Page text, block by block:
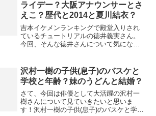
ライデー？大阪アナウンサーとさ
えこ？歴代と2014と夏川結衣？
吉本イケメンランキングで殿堂入りされ
ているチュートリアルの徳井義実さん。
今回、そんな徳井さんについて気になる
プチューンさん達と一緒にされているし
ゃべくり００７。毎回豪華...
沢村一樹の子供(息子)のバスケと
学校と年齢？妹のうどんと結婚？
さて、今回は俳優として大活躍の沢村一
樹さんについて見ていきたいと思いま
す！沢村一樹の子供(息子)のバスケと学校